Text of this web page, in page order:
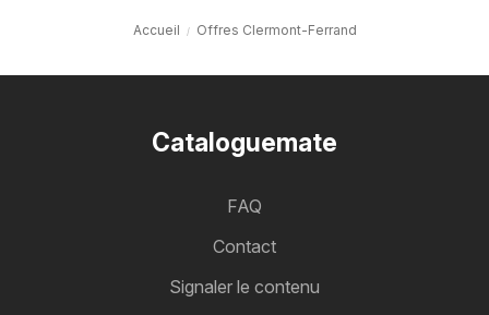
Accueil Offres Clermont-Ferrand
Cataloguemate
FAQ
Contact
Signaler le contenu